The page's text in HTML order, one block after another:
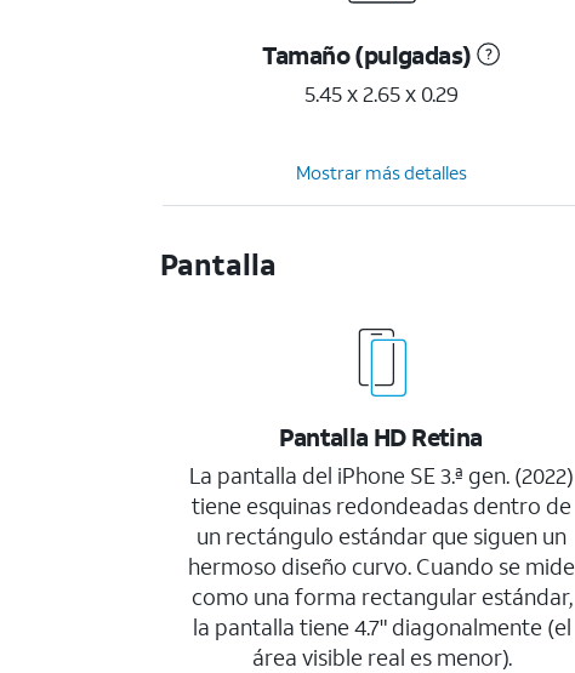
Tamaño (pulgadas)
5.45 x 2.65 x 0.29
Mostrar más detalles
Pantalla
Pantalla HD Retina
La pantalla del iPhone SE 3.ª gen. (2022)
tiene esquinas redondeadas dentro de
un rectángulo estándar que siguen un
hermoso diseño curvo. Cuando se mide
como una forma rectangular estándar,
la pantalla tiene 4.7" diagonalmente (el
área visible real es menor).